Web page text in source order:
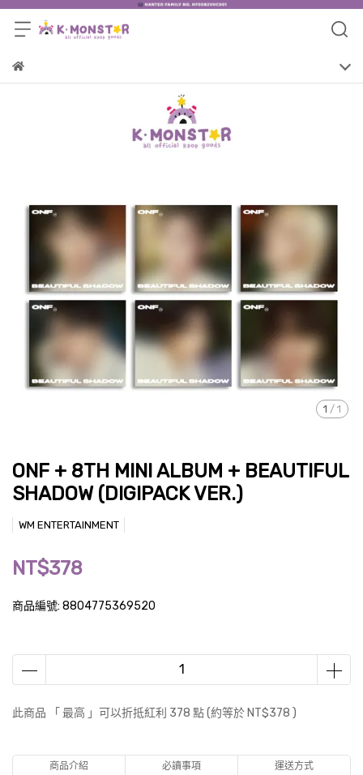
1 / 1
ONF + 8TH MINI ALBUM + BEAUTIFUL
SHADOW (DIGIPACK VER.)
WM ENTERTAINMENT
NT$378
商品編號: 8804775369520
此商品 「 最高 」可以折抵紅利 378 點 (約等於 NT$378 )
商品介紹 必讀事項 運送方式